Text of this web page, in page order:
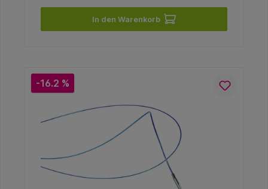
In den Warenkorb
-16.2 %